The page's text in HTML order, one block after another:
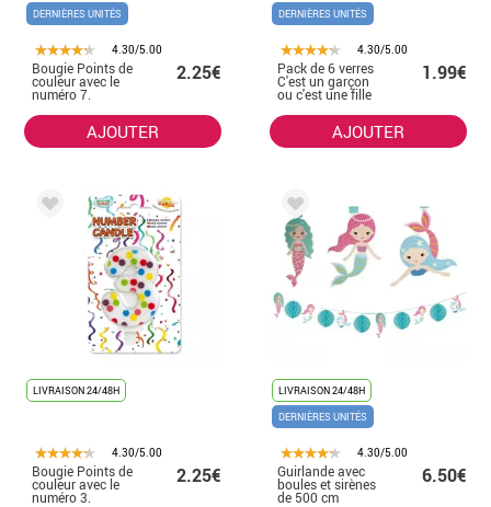
DERNIÈRES UNITÉS
4.30/5.00
Bougie Points de
couleur avec le
numéro 7.
2.25€
AJOUTER
DERNIÈRES UNITÉS
4.30/5.00
Pack de 6 verres
C'est un garçon
ou c'est une fille
1.99€
AJOUTER
LIVRAISON 24/48H
4.30/5.00
Bougie Points de
couleur avec le
numéro 3.
2.25€
LIVRAISON 24/48H
DERNIÈRES UNITÉS
4.30/5.00
Guirlande avec
boules et sirènes
de 500 cm
6.50€